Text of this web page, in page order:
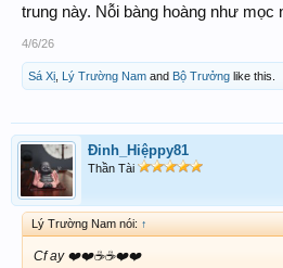
trung này. Nỗi bàng hoàng như mọc
4/6/26
Sá Xị Lý Trường Nam and Bộ Trưởng like this.
Đinh_Hiệppy81
Thần Tài
Lý Trường Nam nói: ↑
Cf ay ❤️❤️☕️☕️❤️❤️